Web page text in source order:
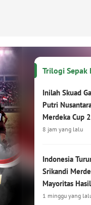
Trilogi Sepak
Inilah Skuad
Putri
Merdeka Cup
8 jam yang lalu
Indonesia
Srikandi
Mayoritas
HYDROPLUS
1 minggu yang